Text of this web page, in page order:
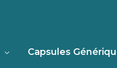
Capsules